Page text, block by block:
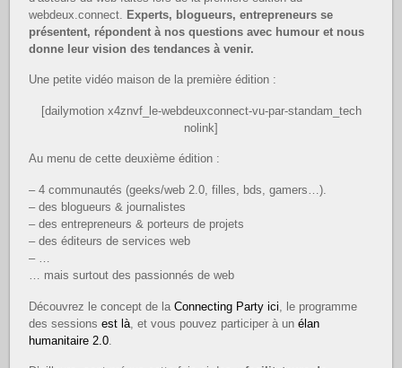
webdeux.connect.
Experts, blogueurs, entrepreneurs se
présentent, répondent à nos questions avec humour et nous
donne leur vision des tendances à venir.
Une petite vidéo maison de la première édition :
[dailymotion x4znvf_le-webdeuxconnect-vu-par-standam_tech
nolink]
Au menu de cette deuxième édition :
– 4 communautés (geeks/web 2.0, filles, bds, gamers…).
– des blogueurs & journalistes
– des entrepreneurs & porteurs de projets
– des éditeurs de services web
– …
… mais surtout des passionnés de web
Découvrez le concept de laConnecting Party ici , le programme
des sessionsest là , et vous pouvez participer à unélan
humanitaire 2.0